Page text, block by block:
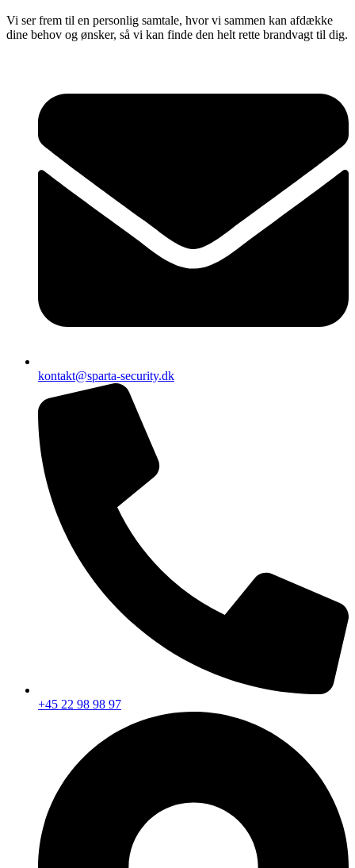
Vi ser frem til en personlig samtale, hvor vi sammen kan afdække
dine behov og ønsker, så vi kan finde den helt rette brandvagt til dig.
kontakt@sparta-security.dk
+45 22 98 98 97